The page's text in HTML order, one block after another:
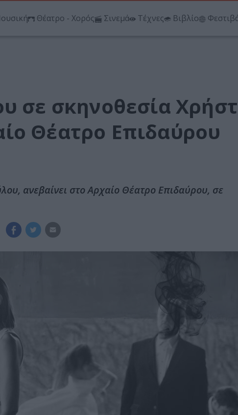
Θέατρο - Χορός Σινεμά Τέχνες Βιβλίο
σε σκηνοθεσία
Θέατρο Επιδαύρου
ανεβαίνει στο Αρχαίο Θέατρο Επιδαύρου, σε